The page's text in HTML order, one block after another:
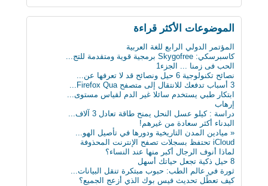
بعد 3 عقود عدد الروبوتات سيفوق تعداد البشر بن...
أول ساعة ذكية للمكفوفين.. تحسس الرسائل على ال...
كيف تعطّل تحديث فيس بوك الذي أزعج الجميع؟
دراسة : كيلو عسل النحل يمنح طاقة تعادل 3 آلاف...
سن الأربعين لم يعد يمثل عائقا للزواج والإنجاب...
ثورة في عالم الطب: حبوب مبتكرة تنقل البيانات...
علماء يابانيون يكشفون الرابط بين قلة النوم وا...
دماغك قد يقتلك بسبب السكر
8 حيل ذكية تجعل حياتك أسهل
« ميادين المدن التاريخية ودورها في تأصيل الهو...
ابتكار طبي يستخدم سائلا غير الدم لقياس مستوى...
دراسة: المأكولات البحرية تطيل العمر
البدناء أكثر سعادة من غيرهم!
الموضوعات اﻷكثر قراءة
المؤتمر الدولي الرابع للغة العربية
كاسبرسكي: Skygofree برمجية قوية ومتقدمة للتج...
الحب فى زمنا ... الجزء1
نصائح تكنولوجية 6 حيل ونصائح قد لا تعرفها عن...
3 أسباب تدفعك للانتقال إلى متصفح Firefox Qua...
ابتكار طبي يستخدم سائلا غير الدم لقياس مستوى...
إرهاب
دراسة : كيلو عسل النحل يمنح طاقة تعادل 3 آلاف...
البدناء أكثر سعادة من غيرهم!
« ميادين المدن التاريخية ودورها في تأصيل الهو...
iCloud تحتفظ بسجلات تصفح الإنترنت المحذوفة
لماذا أنوف الرجال أكبر منها عند النساء؟
8 حيل ذكية تجعل حياتك أسهل
ثورة في عالم الطب: حبوب مبتكرة تنقل البيانات...
كيف تعطّل تحديث فيس بوك الذي أزعج الجميع؟